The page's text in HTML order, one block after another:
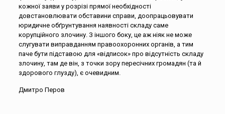
кожної заяви у розрізі прямої необхідності
довстановлювати обставини справи, доопрацьовувати
юридичне обґрунтування наявності складу саме
корупційного злочину. З іншого боку, це аж ніяк не може
слугувати виправданням правоохоронних органів, а тим
паче бути підставою для «відписок» про відсутність складу
злочину, там де він, з точки зору пересічних громадян (та й
здорового глузду), є очевидним.
Дмитро Перов